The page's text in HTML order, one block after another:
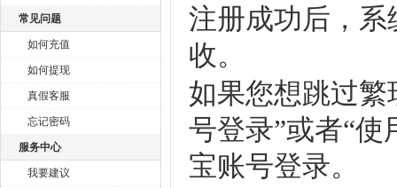
常见问题
如何充值
如何提现
真假客服
忘记密码
服务中心
我要建议
注册成功后，
收。
如果您想跳过繁
号登录”或者“
宝账号登录。